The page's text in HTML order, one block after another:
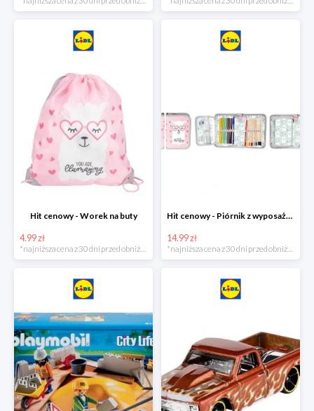
Hit cenowy - Worek na buty
4.99 zł
Hit cenowy - Piórnik z wyposażeniem
14.99 zł